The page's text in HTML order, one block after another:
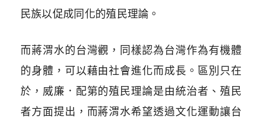
民族以促成同化的殖民理論。
而蔣渭水的台灣觀，同樣認為台灣作為有機體
的身體，可以藉由社會進化而成長。區別只在
於，威廉．配第的殖民理論是由統治者、殖民
者方面提出，而蔣渭水希望透過文化運動讓台